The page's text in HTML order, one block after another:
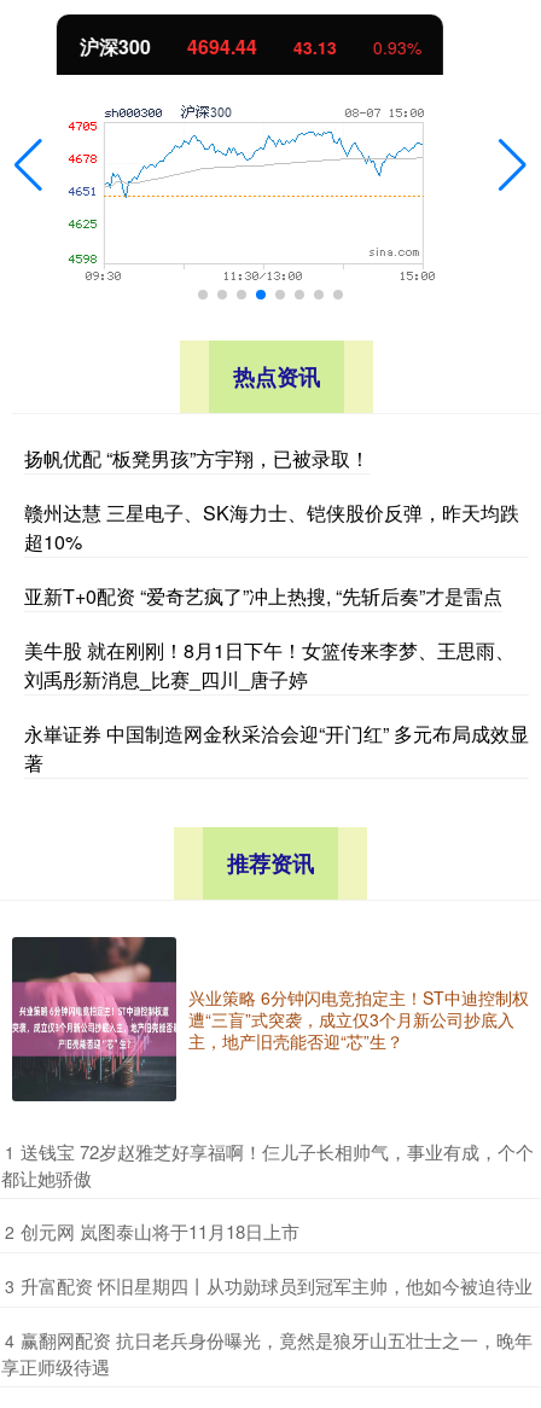
北证50 1134.24 11.37 1.01%
热点资讯
扬帆优配 “板凳男孩”方宇翔，已被录取！
赣州达慧 三星电子、SK海力士、铠侠股价反弹，昨天均跌
超10%
亚新T+0配资 “爱奇艺疯了”冲上热搜, “先斩后奏”才是雷点
美牛股 就在刚刚！8月1日下午！女篮传来李梦、王思雨、
刘禹彤新消息_比赛_四川_唐子婷
永崋证券 中国制造网金秋采洽会迎“开门红” 多元布局成效显
著
推荐资讯
兴业策略 6分钟闪电竞拍定主！ST中迪控制权
遭“三盲”式突袭，成立仅3个月新公司抄底入
主，地产旧壳能否迎“芯”生？
1 ​送钱宝 72岁赵雅芝好享福啊！仨儿子长相帅气，事业有成，个个
都让她骄傲
2 ​创元网 岚图泰山将于11月18日上市
3 ​升富配资 怀旧星期四丨从功勋球员到冠军主帅，他如今被迫待业
4 ​赢翻网配资 抗日老兵身份曝光，竟然是狼牙山五壮士之一，晚年
享正师级待遇